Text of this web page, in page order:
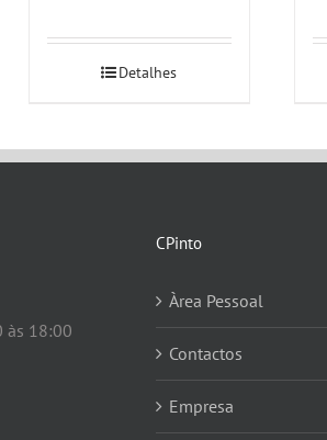
Detalhes
às 18:00
CPinto
Àrea Pessoal
Contactos
Empresa